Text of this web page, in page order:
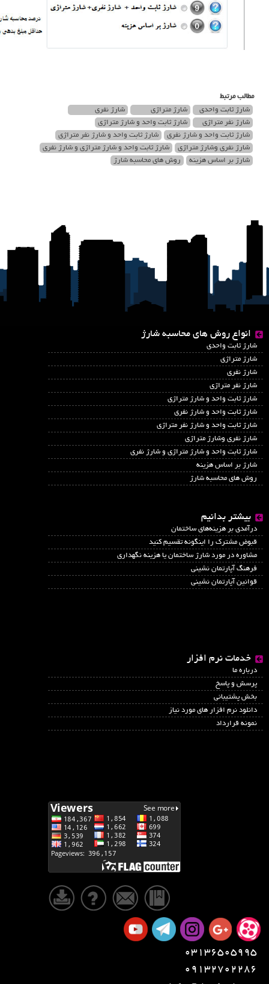
مطالب مرتبط
شارژ ثابت واحدی
شارژ متراژی
شارژ نفری
شارژ نفر متراژی
شارژ ثابت واحد و شارژ متراژی
شارژ ثابت واحد و شارژ نفری
شارژ ثابت واحد و شارژ نفر متراژی
شارژ نفری وشارژ متراژی
شارژ ثابت واحد و شارژ متراژی و شارژ نفری
شارژ بر اساس هزینه
روش های محاسبه شارژ
انواع روش های محاسبه شارژ
شارژ ثابت واحدی
شارژ متراژی
شارژ نفری
شارژ نفر متراژی
شارژ ثابت واحد و شارژ متراژی
شارژ ثابت واحد و شارژ نفری
شارژ ثابت واحد و شارژ نفر متراژی
شارژ نفری وشارژ متراژی
شارژ ثابت واحد و شارژ متراژی و شارژ نفری
شارژ بر اساس هزینه
روش های محاسبه شارژ
بیشتر بدانیم
درآمدي بر هزينه‌هاي ساختمان
قبوض مشترک را اینگونه تقسیم کنید
مشاوره در مورد شارژ ساختمان یا هزینه نگهداری
فرهنگ آپارتمان نشینی
قوانین آپارتمان نشینی
خدمات نرم افزار
درباره ما
پرسش و پاسخ
بخش پشتیبانی
دانلود نرم افزار های مورد نیاز
نمونه قرارداد
03136505995
09132702286